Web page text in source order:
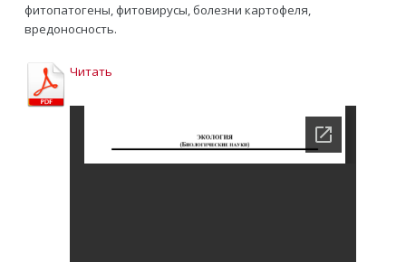
фитопатогены, фитовирусы, болезни картофеля,
вредоносность.
Читать